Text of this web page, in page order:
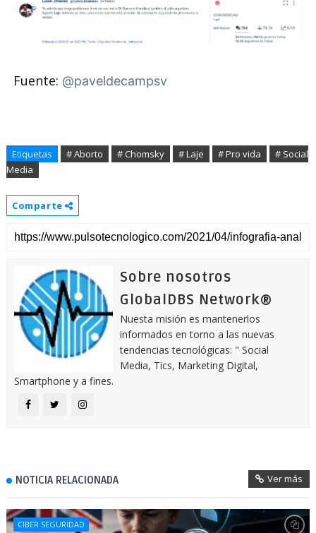
Fuente: @paveldecampsv
Etiquetas # Aborto # Chomsky # Laje # Pro vida
# Social
Media
Comparte
Sobre nosotros
GlobalDBS Network®
Nuesta misión es mantenerlos
informados en torno a las nuevas
tendencias tecnológicas: " Social
Media, Tics, Marketing Digital,
Smartphone y a fines.
NOTICIA RELACIONADA Ver más
CIBER SEGURIDAD